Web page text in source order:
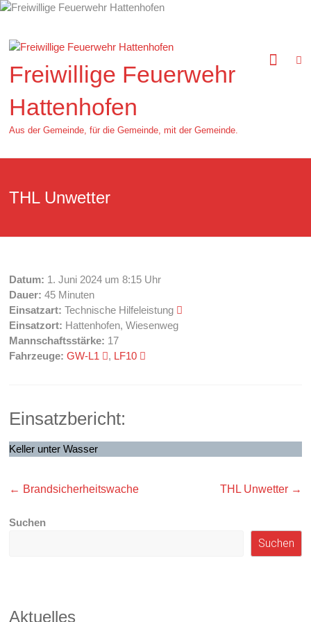
Zum
springen
Freiwillige Feuerwehr
Hattenhofen
Aus der Gemeinde, für die Gemeinde, mit der Gemeinde.
THL Unwetter
Datum: 1. Juni 2024 um 8:15 Uhr
Dauer: 45 Minuten
Einsatzart: Technische Hilfeleistung
Einsatzort: Hattenhofen, Wiesenweg
Mannschaftsstärke: 17
Fahrzeuge: GW-L1 , LF10
Einsatzbericht:
Keller unter Wasser
← Brandsicherheitswache THL Unwetter →
Suchen
Suchen
Aktuelles